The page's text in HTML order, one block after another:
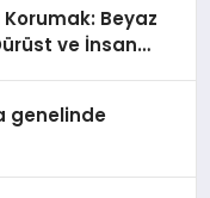
Beyaz
ve İnsan
genelinde